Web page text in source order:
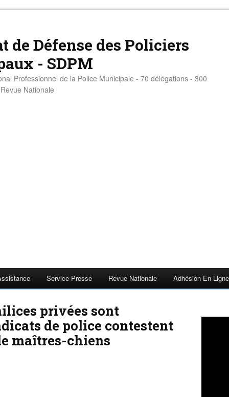
de Défense des Policiers
- SDPM
Professionnel de la Police Municipale - 70 délégations - 300
Nationale
Service Presse Revue Nationale Adhésion En Ligne
privées sont
de police contestent
maîtres-chiens